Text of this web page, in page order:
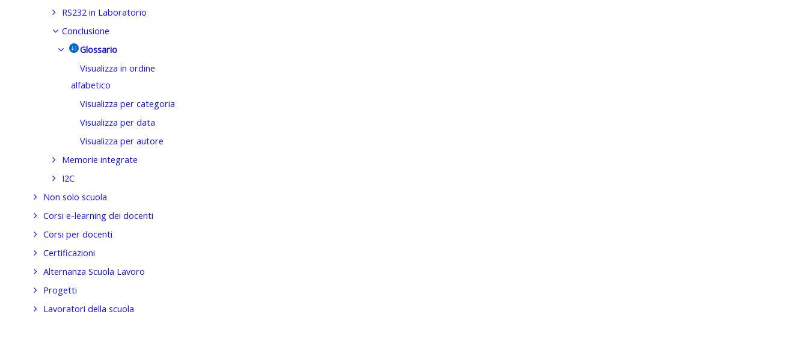
RS232 in Laboratorio
Conclusione
Glossario
Visualizza in ordine
alfabetico
Visualizza per categoria
Visualizza per data
Visualizza per autore
Memorie integrate
I2C
Non solo scuola
Corsi e-learning dei docenti
Corsi per docenti
Certificazioni
Alternanza Scuola Lavoro
Progetti
Lavoratori della scuola